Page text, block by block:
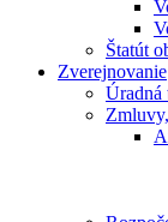
Štatút
Zverejnovanie
Úradná